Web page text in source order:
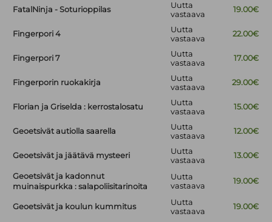
FatalNinja - Soturioppilas
Uutta
vastaava
19.00€
Fingerpori 4
Uutta
vastaava
22.00€
Fingerpori 7
Uutta
vastaava
17.00€
Fingerporin ruokakirja
Uutta
vastaava
29.00€
Florian ja Griselda : kerrostalosatu
Uutta
vastaava
15.00€
Geoetsivät autiolla saarella
Uutta
vastaava
12.00€
Geoetsivät ja jäätävä mysteeri
Uutta
vastaava
13.00€
Geoetsivät ja kadonnut
muinaispurkka : salapoliisitarinoita
Uutta
vastaava
19.00€
Geoetsivät ja koulun kummitus
Uutta
vastaava
19.00€